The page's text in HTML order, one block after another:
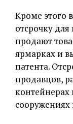
Кроме этого
отсрочку
продают
ярмарках и
патента.
продавцов,